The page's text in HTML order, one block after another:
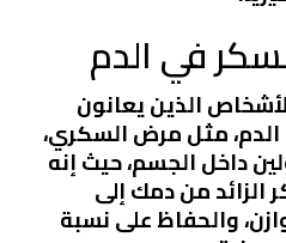
في الدم
الذين يعانون
مثل مرض السكري،
داخل الجسم، حيث إنه
الزائد من دمك إلى
والحفاظ على نسبة